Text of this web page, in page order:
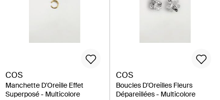
COS
Manchette D'Oreille Effet
Superposé - Multicolore
COS
Boucles D'Oreilles Fleurs
Dépareillées - Multicolore